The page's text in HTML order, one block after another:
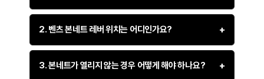
따르세요:
개폐 레버를 찾습니다.
2. 벤츠 본네트 레버 위치는 어디인가요?
부분에 위치합니다. 차량 모델에 따라 위치가 약간 다를 수
3. 본네트가 열리지 않는 경우 어떻게 해야 하나요?